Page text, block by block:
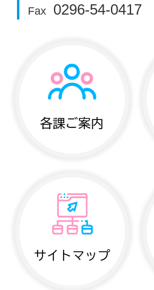
Fax
0296-54-0417
各課ご案内
サイトマップ